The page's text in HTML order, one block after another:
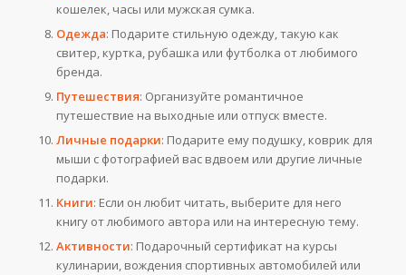
кошелек, часы или мужская сумка.
Одежда: Подарите стильную одежду, такую как
свитер, куртка, рубашка или футболка от любимого
бренда.
Путешествия: Организуйте романтичное
путешествие на выходные или отпуск вместе.
Личные подарки: Подарите ему подушку, коврик для
мыши с фотографией вас вдвоем или другие личные
подарки.
Книги: Если он любит читать, выберите для него
книгу от любимого автора или на интересную тему.
Активности: Подарочный сертификат на курсы
кулинарии, вождения спортивных автомобилей или